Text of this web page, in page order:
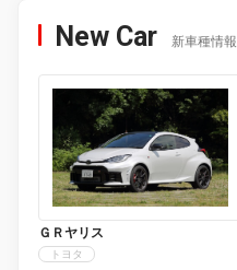
New Car 新車種情報
ＧＲヤリス
トヨタ